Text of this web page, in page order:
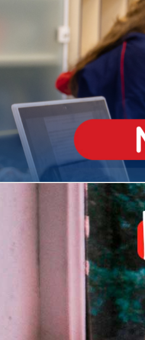
MÉDIO
igh School
FUNDAMENTAL
es
Bilingue - Anos
Finais